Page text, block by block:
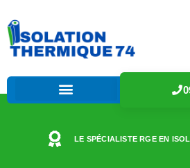
LE SPÉCIALISTE RGE EN